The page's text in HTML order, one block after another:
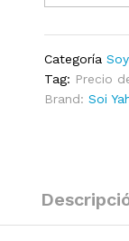
tipo
cantidad
Categoría
Tag: Precio
Brand:Soi